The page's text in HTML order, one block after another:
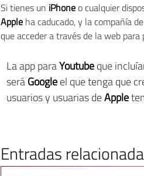
Si tienes un iPhoneo cualquier
Apple ha caducado, y la compañía
que acceder a través de la web para
La app paraYoutubeque
seráGoogleel que tenga que
usuarios y usuarias deApple
Entradas